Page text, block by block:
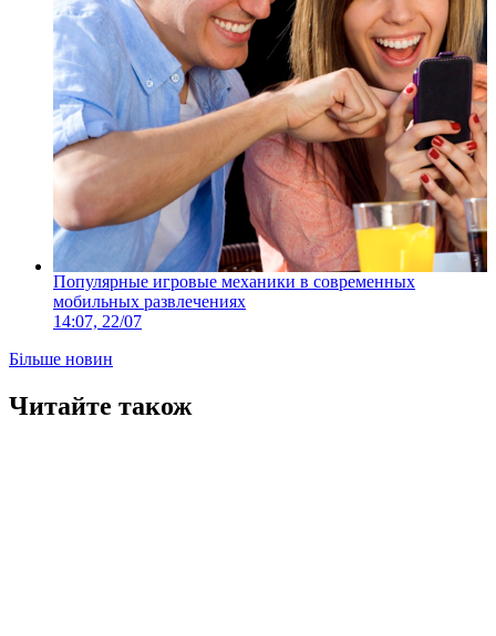
Популярные игровые механики в современных
мобильных развлечениях
14:07, 22/07
Більше новин
Читайте також